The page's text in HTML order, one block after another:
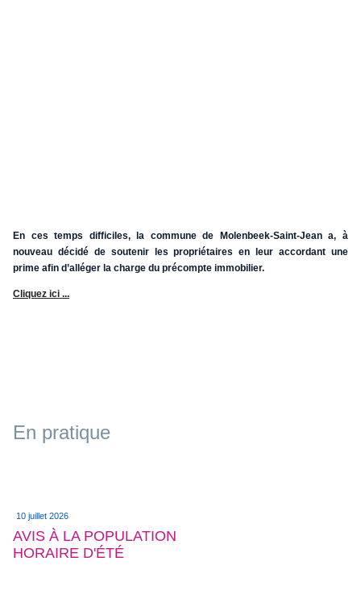
En ces temps difficiles, la commune de Molenbeek-Saint-Jean a, à
nouveau décidé de soutenir les propriétaires en leur accordant une
prime afin d’alléger la charge du précompte immobilier.
Cliquez ici ...
En pratique
10 juillet 2026
AVIS À LA POPULATION
HORAIRE D'ÉTÉ